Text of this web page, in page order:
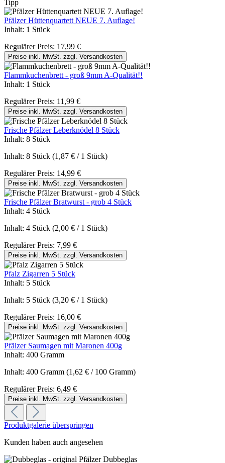
Tipp
Pfälzer Hüttenquartett NEUE 7. Auflage!
Inhalt: 1 Stück
Regulärer Preis: 17,99 €
Preise inkl. MwSt. zzgl. Versandkosten
Flammkuchenbrett - groß 9mm A-Qualität!!
Inhalt: 1 Stück
Regulärer Preis: 11,99 €
Preise inkl. MwSt. zzgl. Versandkosten
Frische Pfälzer Leberknödel 8 Stück
Inhalt: 8 Stück
Inhalt: 8 Stück (1,87 € / 1 Stück)
Regulärer Preis: 14,99 €
Preise inkl. MwSt. zzgl. Versandkosten
Frische Pfälzer Bratwurst - grob 4 Stück
Inhalt: 4 Stück
Inhalt: 4 Stück (2,00 € / 1 Stück)
Regulärer Preis: 7,99 €
Preise inkl. MwSt. zzgl. Versandkosten
Pfalz Zigarren 5 Stück
Inhalt: 5 Stück
Inhalt: 5 Stück (3,20 € / 1 Stück)
Regulärer Preis: 16,00 €
Preise inkl. MwSt. zzgl. Versandkosten
Pfälzer Saumagen mit Maronen 400g
Inhalt: 400 Gramm
Inhalt: 400 Gramm (1,62 € / 100 Gramm)
Regulärer Preis: 6,49 €
Preise inkl. MwSt. zzgl. Versandkosten
Produktgalerie überspringen
Kunden haben auch angesehen